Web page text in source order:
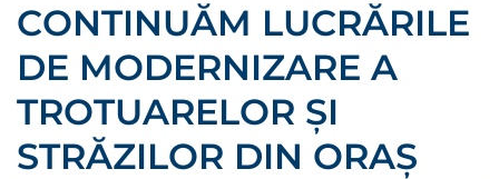
CONTINUĂM LUCRĂRILE
DE MODERNIZARE A
TROTUARELOR ȘI
STRĂZILOR DIN ORAȘ